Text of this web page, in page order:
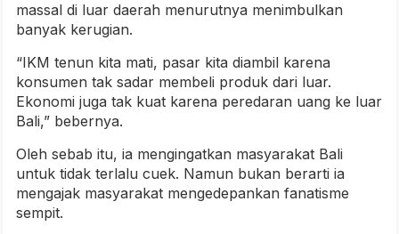
massal di luar daerah menurutnya menimbulkan
banyak kerugian.
“IKM tenun kita mati, pasar kita diambil karena
konsumen tak sadar membeli produk dari luar.
Ekonomi juga tak kuat karena peredaran uang ke luar
Bali,” bebernya.
Oleh sebab itu, ia mengingatkan masyarakat Bali
untuk tidak terlalu cuek. Namun bukan berarti ia
mengajak masyarakat mengedepankan fanatisme
sempit.